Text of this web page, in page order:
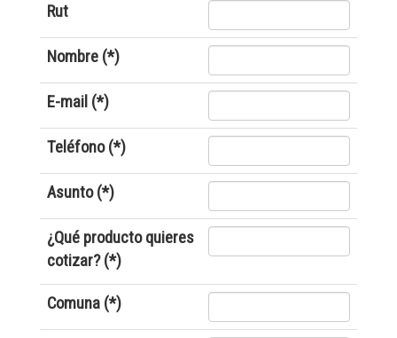
Rut
Nombre (*)
E-mail (*)
Teléfono (*)
Asunto (*)
¿Qué producto quieres
cotizar? (*)
Comuna (*)